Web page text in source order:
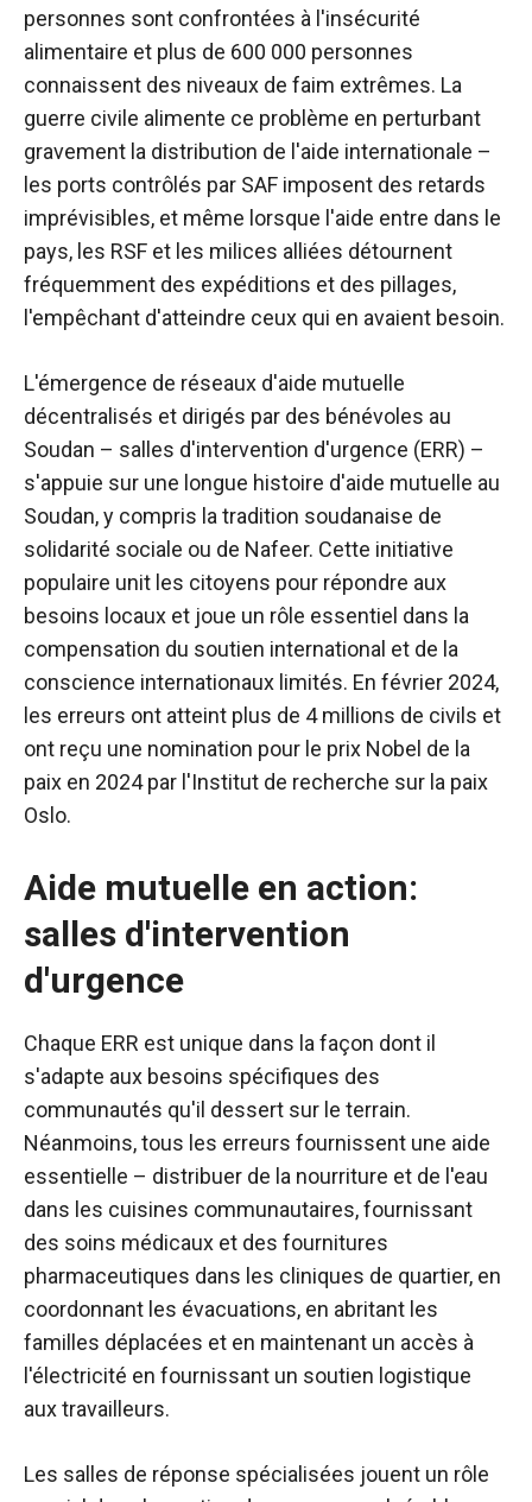
personnes sont confrontées à l'insécurité
alimentaire et plus de 600 000 personnes
connaissent des niveaux de faim extrêmes. La
guerre civile alimente ce problème en perturbant
gravement la distribution de l'aide internationale –
les ports contrôlés par SAF imposent des retards
imprévisibles, et même lorsque l'aide entre dans le
pays, les RSF et les milices alliées détournent
fréquemment des expéditions et des pillages,
l'empêchant d'atteindre ceux qui en avaient besoin.
L'émergence de réseaux d'aide mutuelle
décentralisés et dirigés par des bénévoles au
Soudan – salles d'intervention d'urgence (ERR) –
s'appuie sur une longue histoire d'aide mutuelle au
Soudan, y compris la tradition soudanaise de
solidarité sociale ou de Nafeer. Cette initiative
populaire unit les citoyens pour répondre aux
besoins locaux et joue un rôle essentiel dans la
compensation du soutien international et de la
conscience internationaux limités. En février 2024,
les erreurs ont atteint plus de 4 millions de civils et
ont reçu une nomination pour le prix Nobel de la
paix en 2024 par l'Institut de recherche sur la paix
Oslo.
Aide mutuelle en action:
salles d'intervention
d'urgence
Chaque ERR est unique dans la façon dont il
s'adapte aux besoins spécifiques des
communautés qu'il dessert sur le terrain.
Néanmoins, tous les erreurs fournissent une aide
essentielle – distribuer de la nourriture et de l'eau
dans les cuisines communautaires, fournissant
des soins médicaux et des fournitures
pharmaceutiques dans les cliniques de quartier, en
coordonnant les évacuations, en abritant les
familles déplacées et en maintenant un accès à
l'électricité en fournissant un soutien logistique
aux travailleurs.
Les salles de réponse spécialisées jouent un rôle